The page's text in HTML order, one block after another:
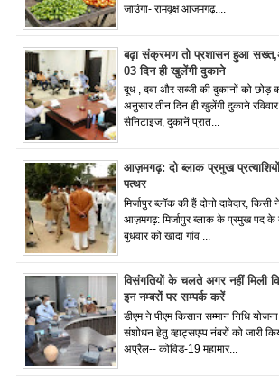
जाउंगा- रामवृक्ष आजमगढ़....
बढ़ा संक्रमण तो प्रशासन हुआ
03 दिन ही खुलेंगी दुकाने
दूध , दवा और सब्जी की दुकानों को छोड़
अनुसार तीन दिन ही खुलेंगी दुकाने रविवार
सैनिटाइज, दुकानें प्रात...
आज़मगढ़: दो ब्लाक प्रमुख
पत्थर
मिर्जापुर ब्लॉक की हैं दोनो दावेदार, किसी
आज़मगढ़: मिर्जापुर ब्लाक के प्रमुख पद के
बुधवार को खादा गांव ...
विसंगतियों के चलते अगर नहीं मिली
इन नम्बरों पर सम्पर्क करें
डीएम ने पीएम किसान सम्मान निधि
संशोधन हेतु व्हाट्सएप्प नंबरों को जारी
अप्रैल-- कोविड-19 महामार...